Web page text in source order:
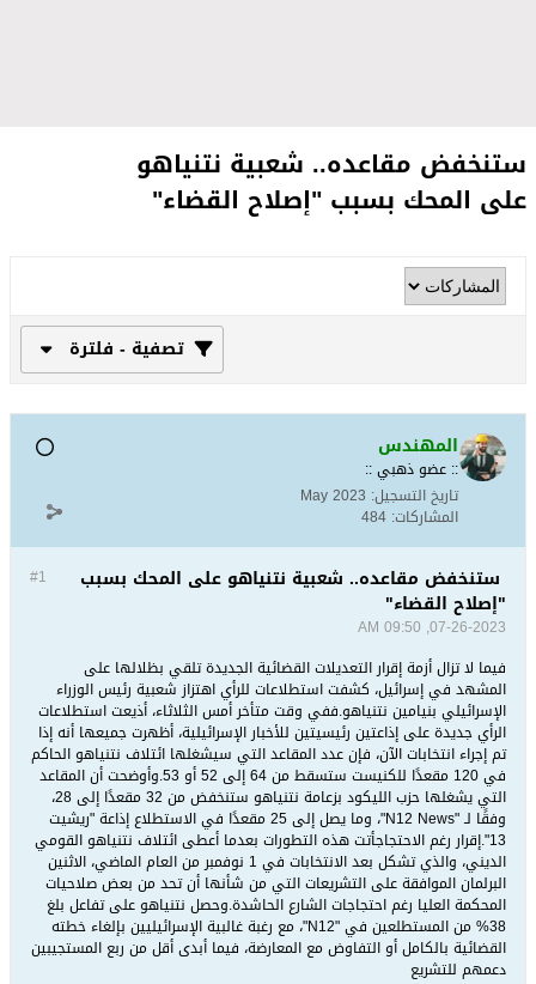
ستنخفض مقاعده.. شعبية نتنياهو
على المحك بسبب "إصلاح القضاء"
تصفية - فلترة
المهندس
:: عضو ذهبي ::
تاريخ التسجيل: May 2023
المشاركات: 484
#1 ستنخفض مقاعده.. شعبية نتنياهو على المحك بسبب
"إصلاح القضاء"
07-26-2023, 09:50 AM
فيما لا تزال أزمة إقرار التعديلات القضائية الجديدة تلقي بظلالها على
المشهد في إسرائيل، كشفت استطلاعات للرأي اهتزاز شعبية رئيس الوزراء
الإسرائيلي بنيامين نتنياهو.ففي وقت متأخر أمس الثلاثاء، أذيعت استطلاعات
الرأي جديدة على إذاعتين رئيسيتين للأخبار الإسرائيلية، أظهرت جميعها أنه إذا
تم إجراء انتخابات الآن، فإن عدد المقاعد التي سيشغلها ائتلاف نتنياهو الحاكم
في 120 مقعدًا للكنيست ستسقط من 64 إلى 52 أو 53.وأوضحت أن المقاعد
التي يشغلها حزب الليكود بزعامة نتنياهو ستنخفض من 32 مقعدًا إلى 28،
وفقًا لـ "N12 News"، وما يصل إلى 25 مقعدًا في الاستطلاع إذاعة "ريشيت
13".إقرار رغم الاحتجاجأتت هذه التطورات بعدما أعطى ائتلاف نتنياهو القومي
الديني، والذي تشكل بعد الانتخابات في 1 نوفمبر من العام الماضي، الاثنين
البرلمان الموافقة على التشريعات التي من شأنها أن تحد من بعض صلاحيات
المحكمة العليا رغم احتجاجات الشارع الحاشدة.وحصل نتنياهو على تفاعل بلغ
38% من المستطلعين في "N12"، مع رغبة غالبية الإسرائيليين بإلغاء خطته
القضائية بالكامل أو التفاوض مع المعارضة، فيما أبدى أقل من ربع المستجيبين
دعمهم للتشريع